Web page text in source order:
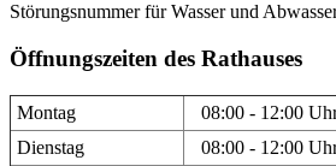
Störungsnummer für Wasser und
Öffnungszeiten des Rathauses
Montag 08:00 - 12:00
Dienstag
08:00 - 12:00